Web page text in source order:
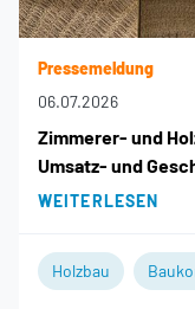
Pressemeldung
06.07.2026
Zimmerer- und
Umsatz- und
WEITERLESEN
Holzbau